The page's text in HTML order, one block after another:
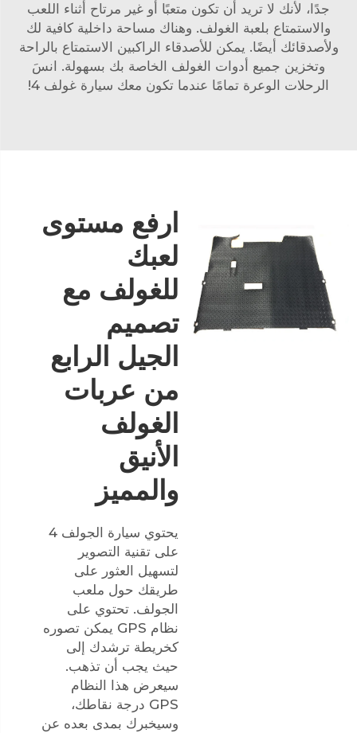
جدًا، لأنك لا تريد أن تكون متعبًا أو غير مرتاح أثناء اللعب
والاستمتاع بلعبة الغولف. وهناك مساحة داخلية كافية لك
ولأصدقائك أيضًا. يمكن للأصدقاء الراكبين الاستمتاع بالراحة
وتخزين جميع أدوات الغولف الخاصة بك بسهولة. انسَ
الرحلات الوعرة تمامًا عندما تكون معك سيارة غولف 4!
ارفع مستوى
لعبك
للغولف مع
تصميم
الجيل الرابع
من عربات
الغولف
الأنيق
والمميز
يحتوي سيارة الجولف 4
على تقنية التصوير
لتسهيل العثور على
طريقك حول ملعب
الجولف. تحتوي على
نظام GPS يمكن تصوره
كخريطة ترشدك إلى
حيث يجب أن تذهب.
سيعرض هذا النظام
GPS درجة نقاطك،
وسيخبرك بمدى بعده عن